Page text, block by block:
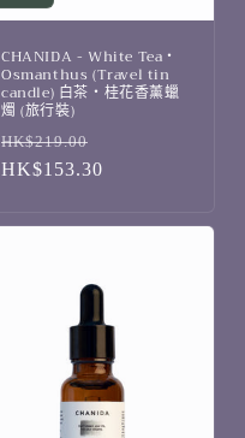
CHANIDA - White Tea・
Osmanthus (Travel tin
candle) 白茶・桂花香薰蠟
燭 (旅行裝)
定
價
HK$219.00
價
HK$153.30